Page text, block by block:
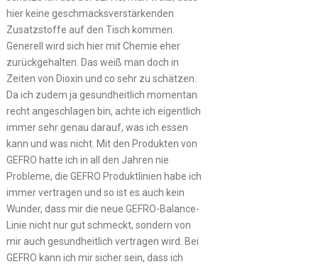
hier keine geschmacksverstärkenden
Zusatzstoffe auf den Tisch kommen.
Generell wird sich hier mit Chemie eher
zurückgehalten. Das weiß man doch in
Zeiten von Dioxin und co sehr zu schätzen.
Da ich zudem ja gesundheitlich momentan
recht angeschlagen bin, achte ich eigentlich
immer sehr genau darauf, was ich essen
kann und was nicht. Mit den Produkten von
GEFRO hatte ich in all den Jahren nie
Probleme, die GEFRO Produktlinien habe ich
immer vertragen und so ist es auch kein
Wunder, dass mir die neue GEFRO-Balance-
Linie nicht nur gut schmeckt, sondern von
mir auch gesundheitlich vertragen wird. Bei
GEFRO kann ich mir sicher sein, dass ich